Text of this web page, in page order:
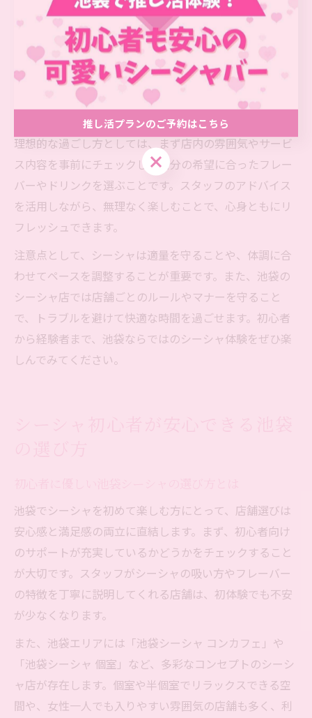
池袋でシーシャを楽しむ理想の過ごし方
池袋でシーシャを満喫するためには、利用シーンや目的
に合わせた過ごし方が大切です。例えば、仕事終わりの
リフレッシュや休日のリラックスタイム、友人やパート
ナーとの語らいなど、多様なニーズに応じた店舗選びが
ポイントになります。
理想的な過ごし方としては、まず店内の雰囲気やサービ
ス内容を事前にチェックし、自分の希望に合ったフレー
バーやドリンクを選ぶことです。スタッフのアドバイス
を活用しながら、無理なく楽しむことで、心身ともにリ
フレッシュできます。
注意点として、シーシャは適量を守ることや、体調に合
わせてペースを調整することが重要です。また、池袋の
シーシャ店では店舗ごとのルールやマナーを守ること
で、トラブルを避けて快適な時間を過ごせます。初心者
から経験者まで、池袋ならではのシーシャ体験をぜひ楽
しんでみてください。
池袋でシーシャを初めて楽しむ方にとって、店舗選びは
安心感と満足感の両立に直結します。まず、初心者向け
のサポートが充実しているかどうかをチェックすること
が大切です。スタッフがシーシャの吸い方やフレーバー
の特徴を丁寧に説明してくれる店舗は、初体験でも不安
が少なくなります。
また、池袋エリアには「池袋シーシャ コンカフェ」や
「池袋シーシャ 個室」など、多彩なコンセプトのシーシ
ャ店が存在します。個室や半個室でリラックスできる空
間や、女性一人でも入りやすい雰囲気の店舗も多く、利
推し活プランのご予約はこちら
推し活プランのご予約はこちら